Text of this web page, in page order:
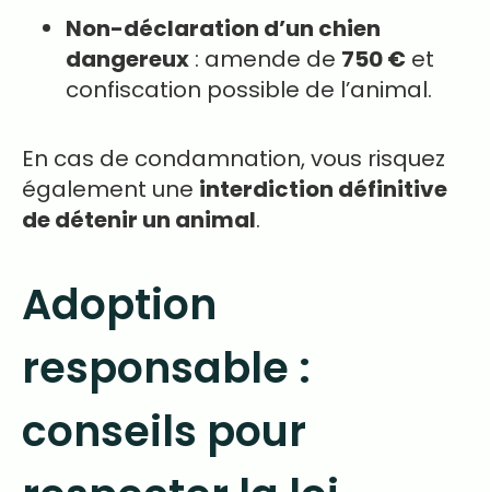
Non-déclaration d’un chien
dangereux : amende de 750 € et
confiscation possible de l’animal.
En cas de condamnation, vous risquez
également une interdiction définitive
de détenir un animal.
Adoption
responsable :
conseils pour